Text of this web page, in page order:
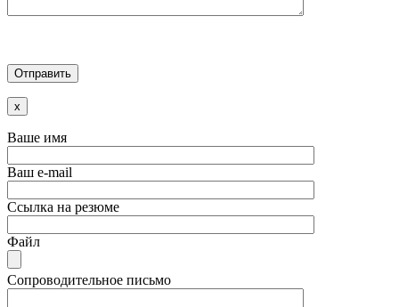
x
Ваше имя
Ваш e-mail
Ссылка на резюме
Файл
Сопроводительное письмо